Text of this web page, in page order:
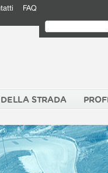
FAQ
STRADA